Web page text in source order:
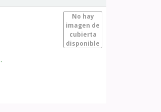
No hay
imagen de
cubierta
disponible